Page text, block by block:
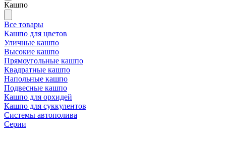
Кашпо
Все товары
Кашпо для цветов
Уличные кашпо
Высокие кашпо
Прямоугольные кашпо
Квадратные кашпо
Напольные кашпо
Подвесные кашпо
Кашпо для орхидей
Кашпо для суккулентов
Системы автополива
Серии